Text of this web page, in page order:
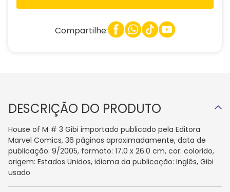
Compartilhe:
DESCRIÇÃO DO PRODUTO
House of M # 3 Gibi importado publicado pela Editora
Marvel Comics, 36 páginas aproximadamente, data de
publicação: 9/2005, formato: 17.0 x 26.0 cm, cor: colorido,
origem: Estados Unidos, idioma da publicação: Inglês, Gibi
usado